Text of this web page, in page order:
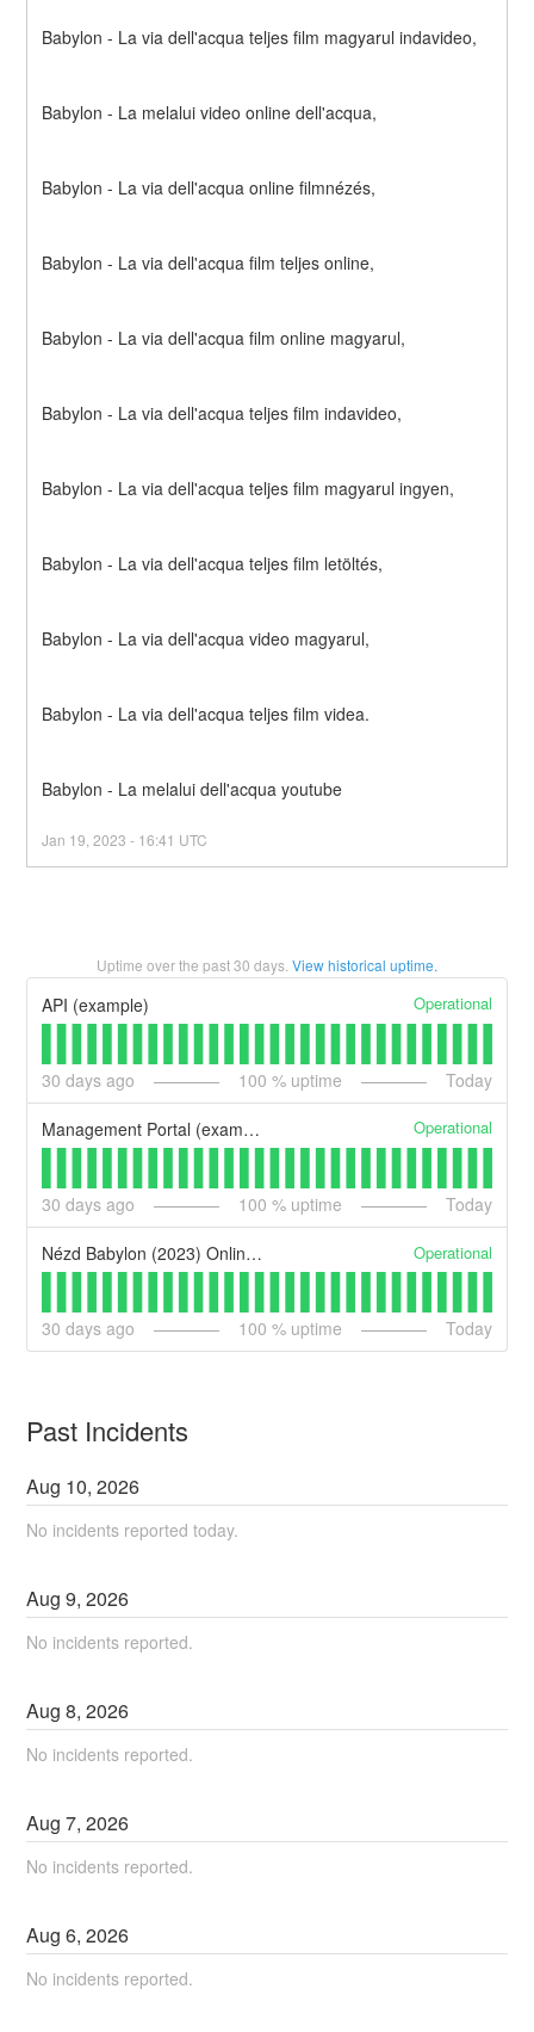
Babylon - La via dell'acqua teljes film magyarul indavideo,
Babylon - La melalui video online dell'acqua,
Babylon - La via dell'acqua online filmnézés,
Babylon - La via dell'acqua film teljes online,
Babylon - La via dell'acqua film online magyarul,
Babylon - La via dell'acqua teljes film indavideo,
Babylon - La via dell'acqua teljes film magyarul ingyen,
Babylon - La via dell'acqua teljes film letöltés,
Babylon - La via dell'acqua video magyarul,
Babylon - La via dell'acqua teljes film videa.
Babylon - La melalui dell'acqua youtube
Jan 19 ,2023 - 16:41 UTC
Uptime over the past30 days. View historical uptime.
API (example) Operational
30 days ago 100 % uptime Today
Management Portal (example) Operational
30 days ago 100 % uptime Today
Nézd Babylon (2023) Online Teljes Film Magyarul Ingyen Operational
30 days ago 100 % uptime Today
Past Incidents
Aug 10,2026
No incidents reported today.
Aug9,2026
No incidents reported.
Aug8,2026
No incidents reported.
Aug7,2026
No incidents reported.
Aug6,2026
No incidents reported.